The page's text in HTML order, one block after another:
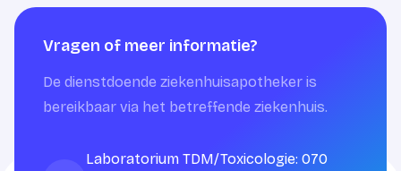
Vragen of meer informatie?
De dienstdoende ziekenhuisapotheker is
bereikbaar via het betreffende ziekenhuis.
Laboratorium TDM/Toxicologie: 070